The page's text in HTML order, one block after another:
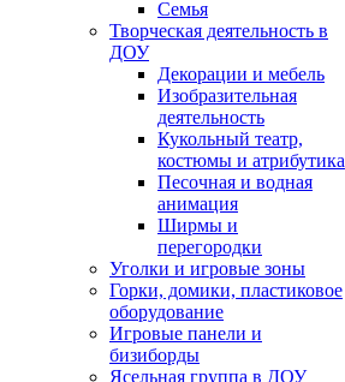
Семья
Творческая деятельность в
ДОУ
Декорации и мебель
Изобразительная
деятельность
Кукольный театр,
костюмы и атрибутика
Песочная и водная
анимация
Ширмы и
перегородки
Уголки и игровые зоны
Горки, домики, пластиковое
оборудование
Игровые панели и
бизиборды
Ясельная группа в ДОУ